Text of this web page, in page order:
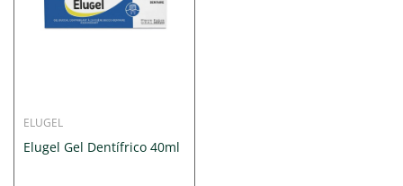
ELUGEL
Elugel Gel Dentífrico 40ml